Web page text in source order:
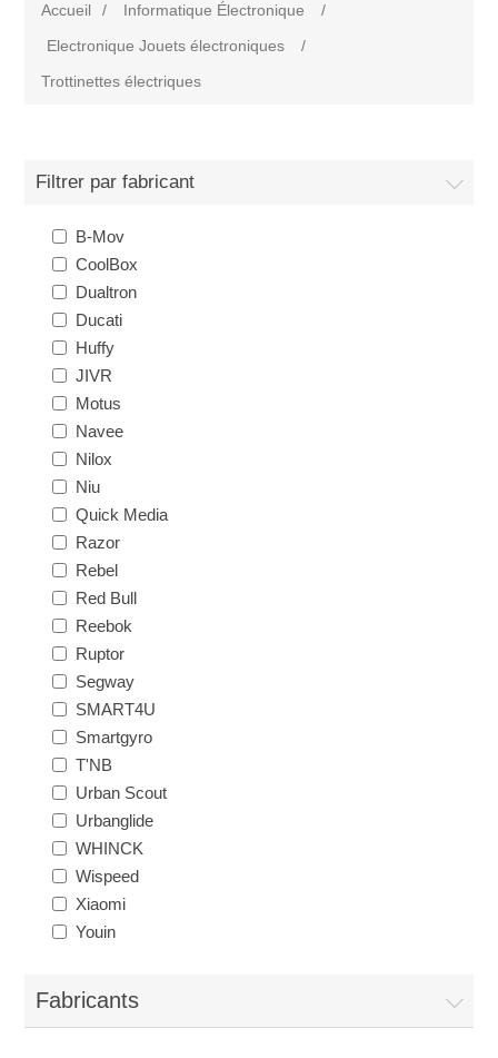
Accueil / Informatique Électronique
/
Electronique Jouets électroniques
/
Trottinettes électriques
Filtrer par fabricant
B-Mov
CoolBox
Dualtron
Ducati
Huffy
JIVR
Motus
Navee
Nilox
Niu
Quick Media
Razor
Rebel
Red Bull
Reebok
Ruptor
Segway
SMART4U
Smartgyro
T'NB
Urban Scout
Urbanglide
WHINCK
Wispeed
Xiaomi
Youin
Fabricants